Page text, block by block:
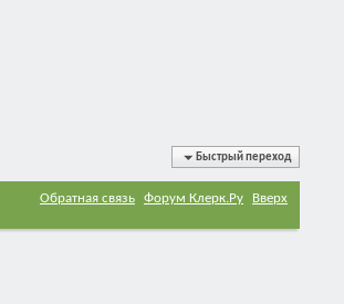
Быстрый переход
Обратная связь Форум Клерк.Ру Вверх